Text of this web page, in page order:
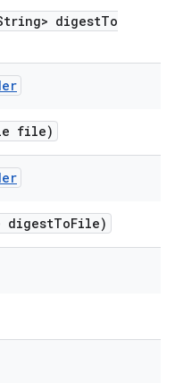
digestTo
file)
digestToFile)